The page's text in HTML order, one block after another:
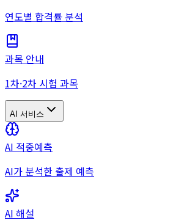
연도별 합격률 분석
과목 안내
1차·2차 시험 과목
AI 서비스
AI 적중예측
AI가 분석한 출제 예측
AI 해설